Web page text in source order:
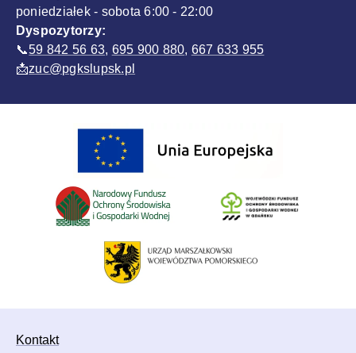
poniedziałek - sobota 6:00 - 22:00
Dyspozytorzy:
📞59 842 56 63, 695 900 880, 667 633 955
📩zuc@pgkslupsk.pl
Sponsorzy
Kontakt